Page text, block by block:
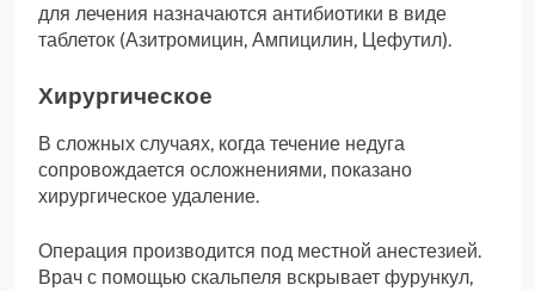
для лечения назначаются антибиотики в виде
таблеток (Азитромицин, Ампицилин, Цефутил).
Хирургическое
В сложных случаях, когда течение недуга
сопровождается осложнениями, показано
хирургическое удаление.
Операция производится под местной анестезией.
Врач с помощью скальпеля вскрывает фурункул,